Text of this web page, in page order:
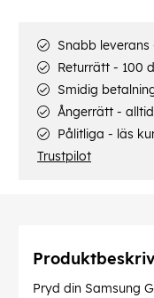
Snabb
Returrätt - 100
Smidig
Ångerrätt -
Pålitliga - läs
Trustpilot
Pryd din Samsung